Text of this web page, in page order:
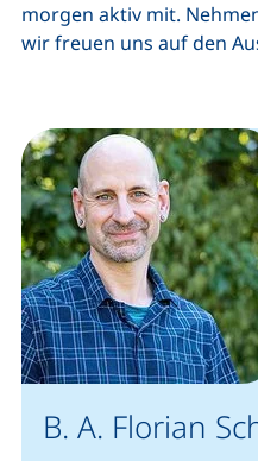
morgen aktiv mit.
wir freuen uns auf den
B. A. Florian